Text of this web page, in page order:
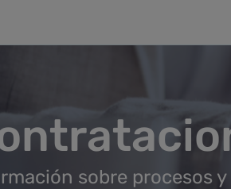
sobre procesos